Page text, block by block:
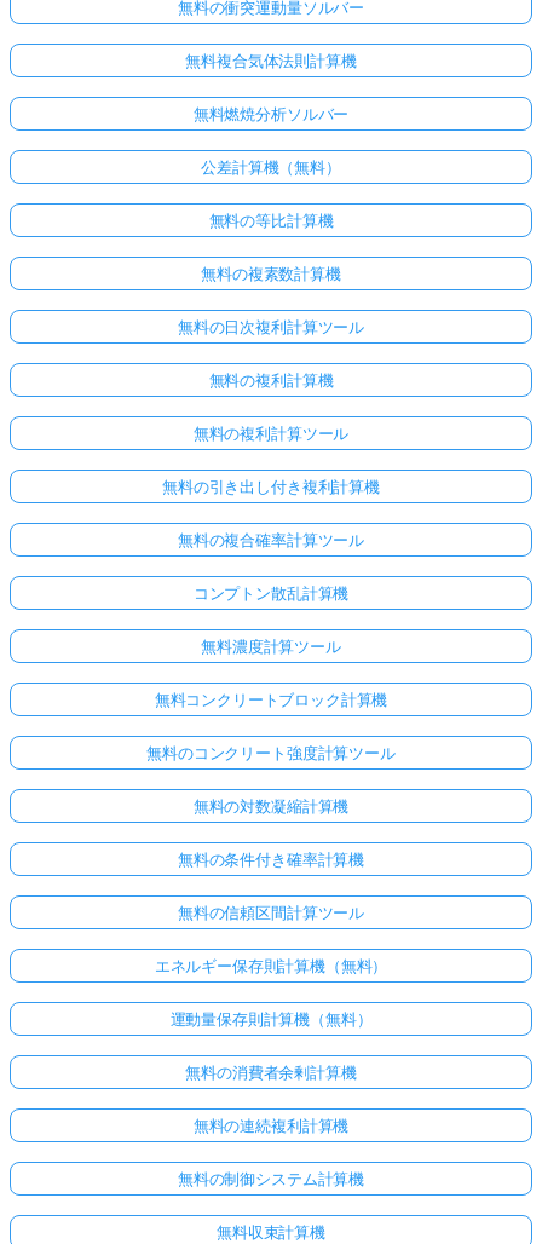
無料の衝突運動量ソルバー
無料複合気体法則計算機
無料燃焼分析ソルバー
公差計算機（無料）
無料の等比計算機
無料の複素数計算機
無料の日次複利計算ツール
無料の複利計算機
無料の複利計算ツール
無料の引き出し付き複利計算機
無料の複合確率計算ツール
コンプトン散乱計算機
無料濃度計算ツール
無料コンクリートブロック計算機
無料のコンクリート強度計算ツール
無料の対数凝縮計算機
無料の条件付き確率計算機
無料の信頼区間計算ツール
エネルギー保存則計算機（無料）
運動量保存則計算機（無料）
無料の消費者余剰計算機
無料の連続複利計算機
無料の制御システム計算機
無料収束計算機